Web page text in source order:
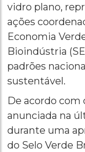
vidro plano,
ações
Economia
Bioindústria
padrões
sustentável.
De acordo com
anunciada na
durante uma
do Selo Verde